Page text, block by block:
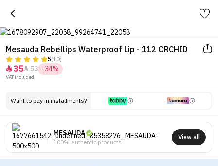
Mesauda Rebellips Waterproof Lip - 112 ORCHID
5(10)
 3553 -34%
VAT included.
Want to pay in installments?
MESAUDA
100% Authentic products
View all